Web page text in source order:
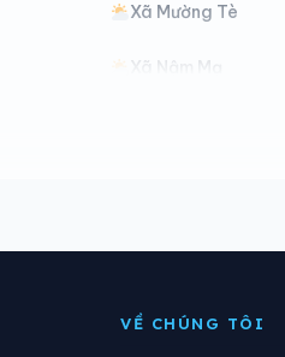
Xã Mường Tè
Xã Nậm Mạ
VỀ CHÚNG TÔI